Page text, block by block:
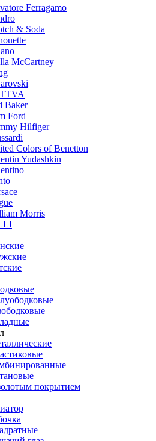
Ferragamo
& Soda
McCartney
Baker
Ford
Hilfiger
Colors of Benetton
Yudashkin
Morris
покрытием